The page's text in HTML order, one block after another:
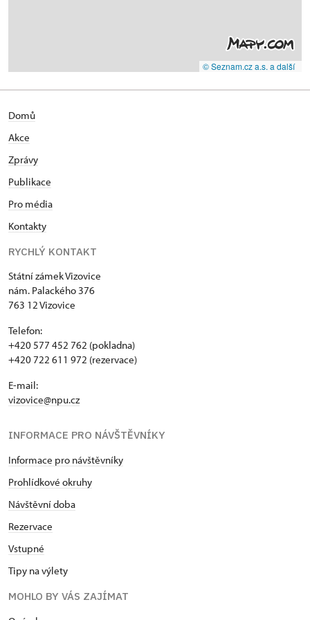
© Seznam.cz a.s. a další
Domů
Akce
Zprávy
Publikace
Pro média
Kontakty
RYCHLÝ KONTAKT
Státní zámek Vizovice
nám. Palackého 376
763 12 Vizovice
Telefon:
+420 577 452 762 (pokladna)
+420 722 611 972 (rezervace)
E-mail:
vizovice@npu.cz
INFORMACE PRO NÁVŠTĚVNÍKY
Informace pro návštěvníky
Prohlídkové okruhy
Návštěvní doba
Rezervace
Vstupné
Tipy na výlety
MOHLO BY VÁS ZAJÍMAT